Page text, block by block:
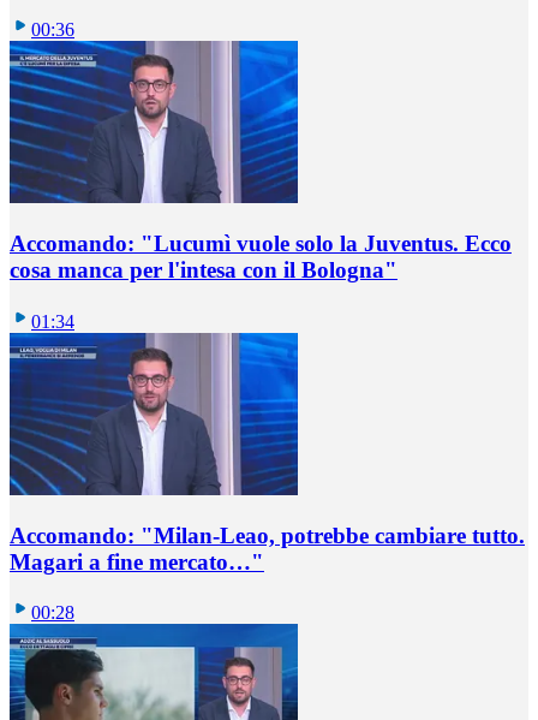
00:36
Accomando: "Lucumì vuole solo la Juventus. Ecco
cosa manca per l'intesa con il Bologna"
01:34
Accomando: "Milan-Leao, potrebbe cambiare tutto.
Magari a fine mercato…"
00:28